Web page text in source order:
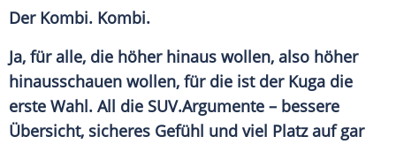
Der Kombi. Kombi.
Ja, für alle, die höher hinaus wollen, also höher
hinausschauen wollen, für die ist der Kuga die
erste Wahl. All die SUV.Argumente – bessere
Übersicht, sicheres Gefühl und viel Platz auf gar